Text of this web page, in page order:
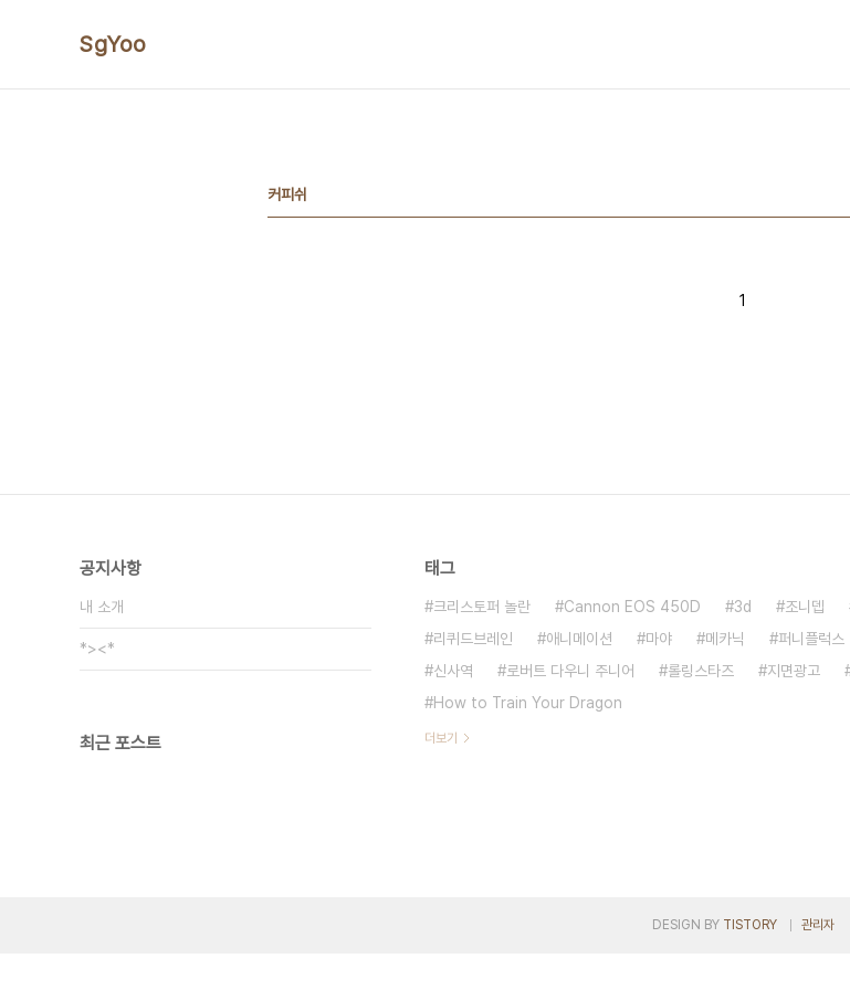
SgYoo
커피쉬
1
공지사항
내 소개
*><*
최근 포스트
태그
크리스토퍼 놀란 Cannon EOS 450D 3d 조니뎁
리퀴드브레인
애니메이션 마야 메카닉 퍼니플럭스
신사역
로버트 다우니 주니어 롤링스타즈 지면광고
How to Train Your Dragon
더보기
DESIGN BY TISTORY 관리자